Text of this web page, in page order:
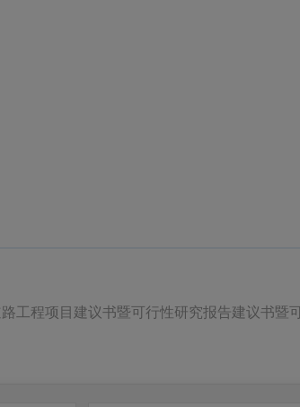
工程项目建议书暨可行性研究报告建议书暨